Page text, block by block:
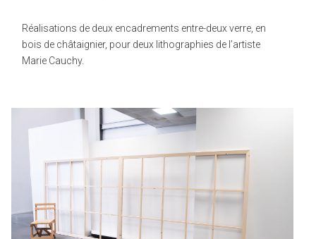
Réalisations de deux encadrements entre-deux verre, en
bois de châtaignier, pour deux lithographies de l’artiste
Marie Cauchy.